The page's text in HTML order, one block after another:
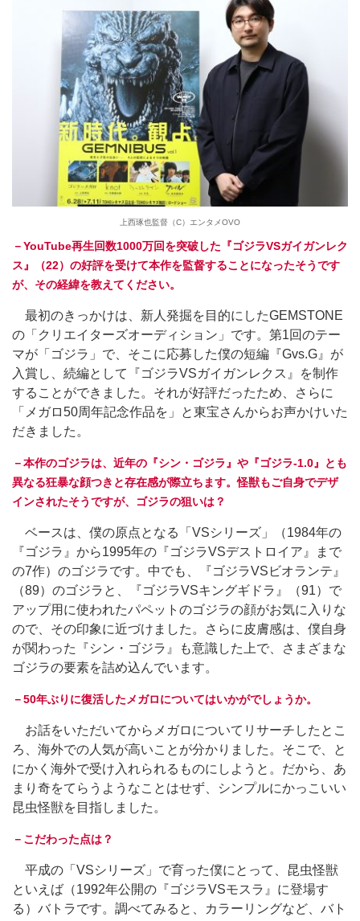
上西琢也監督（C）エンタメOVO
－YouTube再生回数1000万回を突破した『ゴジラVSガイガンレク
ス』（22）の好評を受けて本作を監督することになったそうです
が、その経緯を教えてください。
最初のきっかけは、新人発掘を目的にしたGEMSTONE
の「クリエイターズオーディション」です。第1回のテー
マが「ゴジラ」で、そこに応募した僕の短編『Gvs.G』が
入賞し、続編として『ゴジラVSガイガンレクス』を制作
することができました。それが好評だったため、さらに
「メガロ50周年記念作品を」と東宝さんからお声かけいた
だきました。
－本作のゴジラは、近年の『シン・ゴジラ』や『ゴジラ-1.0』とも
異なる狂暴な顔つきと存在感が際立ちます。怪獣もご自身でデザ
インされたそうですが、ゴジラの狙いは？
ベースは、僕の原点となる「VSシリーズ」（1984年の
『ゴジラ』から1995年の『ゴジラVSデストロイア』まで
の7作）のゴジラです。中でも、『ゴジラVSビオランテ』
（89）のゴジラと、『ゴジラVSキングギドラ』（91）で
アップ用に使われたパペットのゴジラの顔がお気に入りな
ので、その印象に近づけました。さらに皮膚感は、僕自身
が関わった『シン・ゴジラ』も意識した上で、さまざまな
ゴジラの要素を詰め込んでいます。
－50年ぶりに復活したメガロについてはいかがでしょうか。
お話をいただいてからメガロについてリサーチしたとこ
ろ、海外での人気が高いことが分かりました。そこで、と
にかく海外で受け入れられるものにしようと。だから、あ
まり奇をてらうようなことはせず、シンプルにかっこいい
昆虫怪獣を目指しました。
－こだわった点は？
平成の「VSシリーズ」で育った僕にとって、昆虫怪獣
といえば（1992年公開の『ゴジラVSモスラ』に登場す
る）バトラです。調べてみると、カラーリングなど、バト